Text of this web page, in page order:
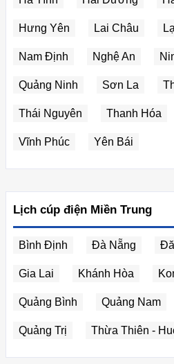
Hưng Yên Lai Châu
Nam Định Nghệ An
Quảng Ninh Sơn La
Thái Nguyên Thanh Hóa
Vĩnh Phúc Yên Bái
Lịch cúp điện Miền Trung
Bình Định Đà Nẵng
Gia Lai Khánh Hòa
Quảng Bình Quảng Nam
Quảng Trị Thừa Thiên -